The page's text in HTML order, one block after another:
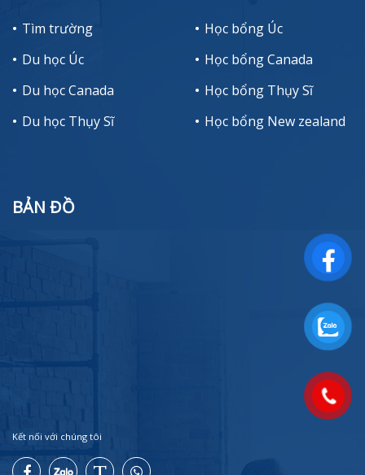
Tìm trường
Du học Úc
Du học Canada
Du học Thụy Sĩ
Học bổng Úc
Học bổng Canada
Học bổng Thụy Sĩ
Học bổng New zealand
BẢN ĐỒ
Kết nối với chúng tôi